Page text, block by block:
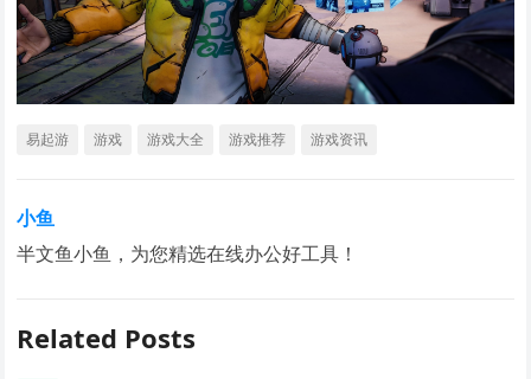
易起游 游戏 游戏大全 游戏推荐 游戏资讯
小鱼
半文鱼小鱼，为您精选在线办公好工具！
Related Posts